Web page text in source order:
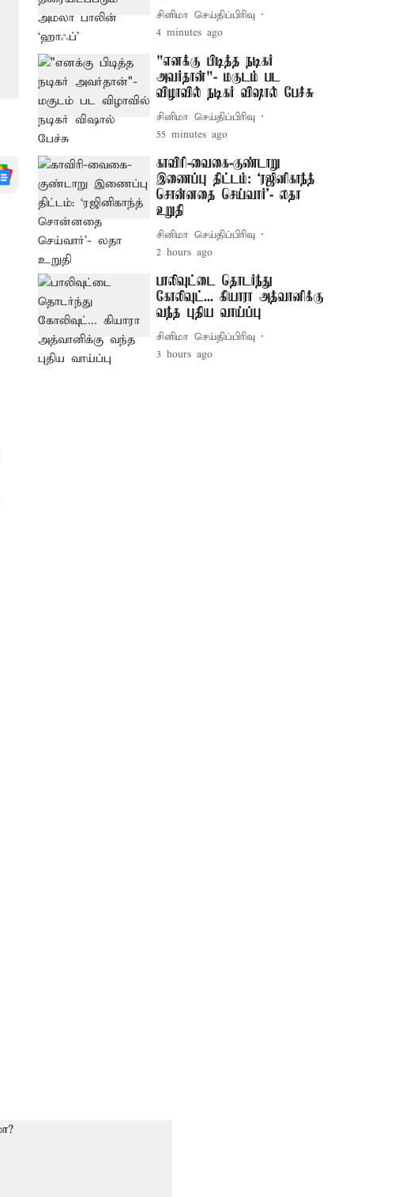
சினிமா செய்திப்பிரிவு
4 minutes ago
"எனக்கு பிடித்த நடிகர்
அவர்தான்"- மகுடம் பட
விழாவில் நடிகர் விஷால் பேச்சு
சினிமா செய்திப்பிரிவு
55 minutes ago
காவிரி-வைகை-குண்டாறு
இணைப்பு திட்டம்: ‘ரஜினிகாந்த்
சொன்னதை செய்வார்’- லதா
உறுதி
சினிமா செய்திப்பிரிவு
2 hours ago
பாலிவுட்டை தொடர்ந்து
கோலிவுட்... கியாரா அத்வானிக்கு
வந்த புதிய வாய்ப்பு
சினிமா செய்திப்பிரிவு
3 hours ago